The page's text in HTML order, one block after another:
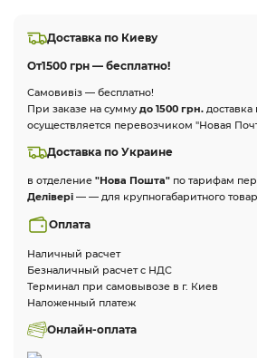
Доставка по Киеву
От1500 грн — бесплатно!
Самовивіз — бесплатно!
При заказе на сумму до 1500 грн.
осуществляется перевозчиком "Новая
Доставка по Украине
в отделение "Нова Пошта" по тарифам
Делівері — — для крупногабаритного
Оплата
Наличный расчет
Безналичный расчет с НДС
Терминал при самовывозе в г. Киев
Наложенный платеж
Онлайн-оплата